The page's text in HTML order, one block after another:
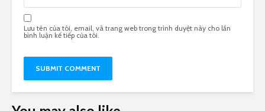
Lưu tên của tôi, email, và trang web trong trình duyệt này cho lần
bình luận kế tiếp của tôi.